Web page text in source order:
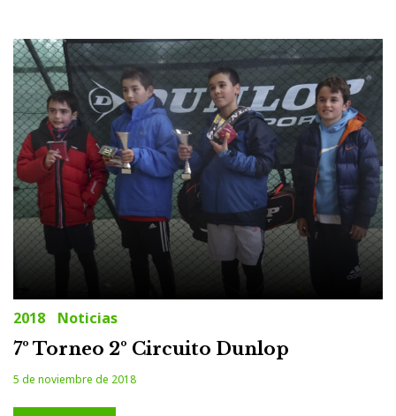
2018 Noticias
7º Torneo 2º Circuito Dunlop
5 de noviembre de 2018